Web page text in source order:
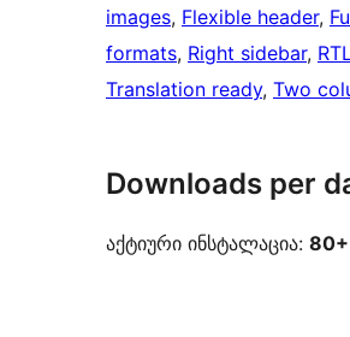
images, Flexible header,
formats, Right sidebar,
Translation ready, Two
Downloads per
აქტიური ინსტალაცია: 80+